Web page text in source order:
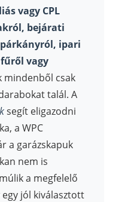
vagy CPL
bejárati
ipari
vagy
mindenből csak
talál. A
segít eligazodni
a WPC
a garázskapuk
nem is
a megfelelő
jól kiválasztott